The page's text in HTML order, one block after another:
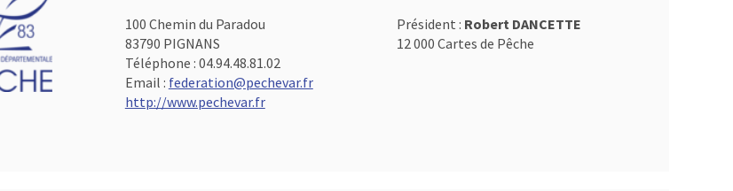
100 Chemin du Paradou
83790 PIGNANS
Téléphone : 04.94.48.81.02
Email : federation@pechevar.fr
http://www.pechevar.fr
Président : Robert DANCETTE
12 000 Cartes de Pêche